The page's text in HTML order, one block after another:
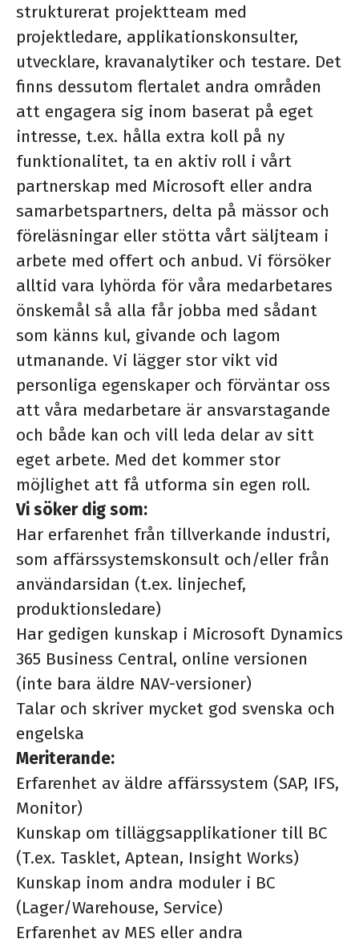
strukturerat projektteam med
projektledare, applikationskonsulter,
utvecklare, kravanalytiker och testare. Det
finns dessutom flertalet andra områden
att engagera sig inom baserat på eget
intresse, t.ex. hålla extra koll på ny
funktionalitet, ta en aktiv roll i vårt
partnerskap med Microsoft eller andra
samarbetspartners, delta på mässor och
föreläsningar eller stötta vårt säljteam i
arbete med offert och anbud. Vi försöker
alltid vara lyhörda för våra medarbetares
önskemål så alla får jobba med sådant
som känns kul, givande och lagom
utmanande. Vi lägger stor vikt vid
personliga egenskaper och förväntar oss
att våra medarbetare är ansvarstagande
och både kan och vill leda delar av sitt
eget arbete. Med det kommer stor
möjlighet att få utforma sin egen roll.
Vi söker dig som:
Har erfarenhet från tillverkande industri,
som affärssystemskonsult och/eller från
användarsidan (t.ex. linjechef,
produktionsledare)
Har gedigen kunskap i Microsoft Dynamics
365 Business Central, online versionen
(inte bara äldre NAV-versioner)
Talar och skriver mycket god svenska och
engelska
Meriterande:
Erfarenhet av äldre affärssystem (SAP, IFS,
Monitor)
Kunskap om tilläggsapplikationer till BC
(T.ex. Tasklet, Aptean, Insight Works)
Kunskap inom andra moduler i BC
(Lager/Warehouse, Service)
Erfarenhet av MES eller andra